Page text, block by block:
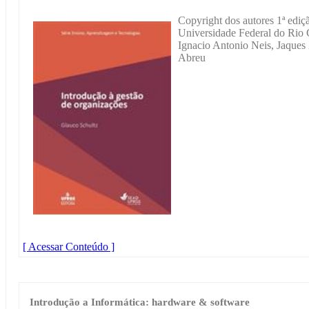
Copyright dos autores 1ª
Universidade Federal do Rio
Ignacio Antonio Neis,
Abreu
[ Acessar Conteúdo ]
Introdução a Informática: hardware & software